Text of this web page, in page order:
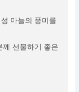
마늘의 풍미를
께 선물하기 좋은